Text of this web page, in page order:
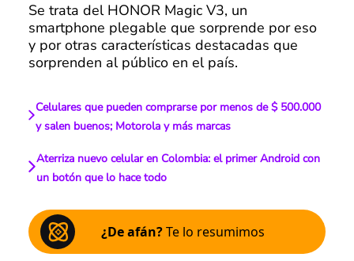
Se trata del HONOR Magic V3, un
smartphone plegable que sorprende por eso
y por otras características destacadas que
sorprenden al público en el país.
Celulares que pueden comprarse por menos de $ 500.000
y salen buenos; Motorola y más marcas
Aterriza nuevo celular en Colombia: el primer Android con
un botón que lo hace todo
¿De afán?Te lo resumimos